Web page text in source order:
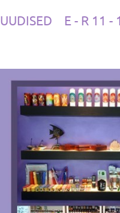
UUDISED E - R 11 -